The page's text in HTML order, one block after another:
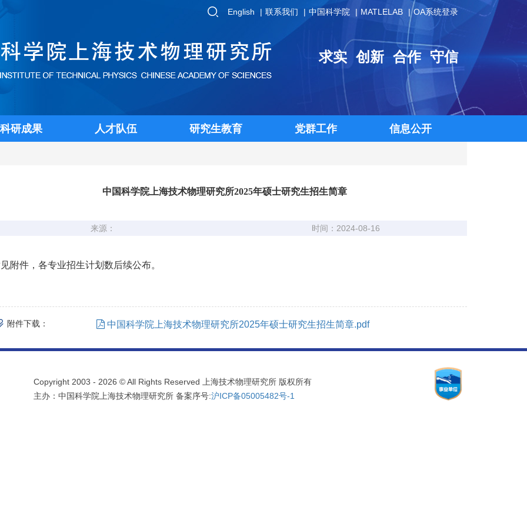
English 联系我们 中国科学院 MATLELAB OA系统登录
求实 创新 合作 守信
科研成果 人才队伍 研究生教育 党群工作 信息公开
中国科学院上海技术物理研究所2025年硕士研究生招生简章
来源： 时间：2024-08-16
附件，各专业招生计划数后续公布。
附件下载： ​中国科学院上海技术物理研究所2025年硕士研究生招生简章.pdf
Copyright 2003 - 2026 © All Rights Reserved 上海技术物理研究所 版权所有
主办：中国科学院上海技术物理研究所 备案序号:沪ICP备05005482号-1